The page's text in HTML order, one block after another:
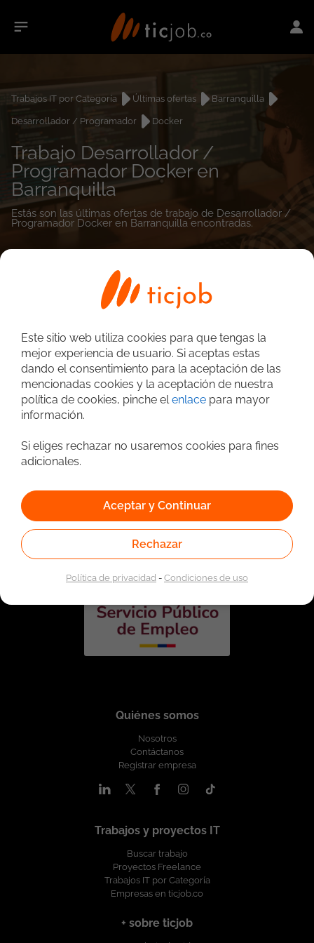
Trabajos IT por Categoría Últimas ofertas
Barranquilla
Desarrollador / Programador
Docker
Trabajo Desarrollador /
Programador Docker en
Barranquilla
Estás son las últimas ofertas de trabajo de Desarrollador /
Programador Docker en Barranquilla encontradas.
empleos encontrados
Búsqueda avanzada
Vinculado a la red de prestadores del Servicio Público de
Empleo. Autorizado por la Unidad Administrativa Especial
del Servicio Público de Empleo según Resolución No.
0026 del 17 de Enero de 2023,Ver resolución.
Quiénes somos
Nosotros
Contáctanos
Registrar empresa
Trabajos y proyectos IT
Buscar trabajo
Proyectos Freelance
Trabajos IT por Categoría
Empresas en ticjob.co
+ sobre ticjob
Este sitio web utiliza cookies para que tengas la
mejor experiencia de usuario. Si aceptas estas
dando el consentimiento para la aceptación de las
mencionadas cookies y la aceptación de nuestra
política de cookies, pinche elenlace para mayor
información.
Si eliges rechazar no usaremos cookies para fines
adicionales.
Aceptar y Continuar
Rechazar
Política de privacidad -Condiciones de uso